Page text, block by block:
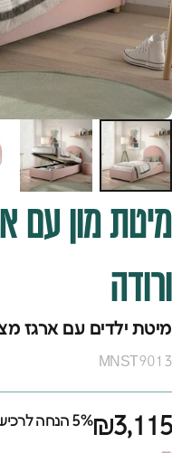
מיטתמון עם
ורודה
מיטת ילדים עם ארגז
MNST9013
₪3,1155% הנחה לרכישה הראשונה,